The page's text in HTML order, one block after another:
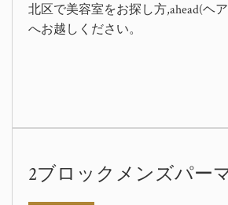
北区で美容室をお探し方,ahead(ヘ
へお越しください。
2ブロックメンズパー